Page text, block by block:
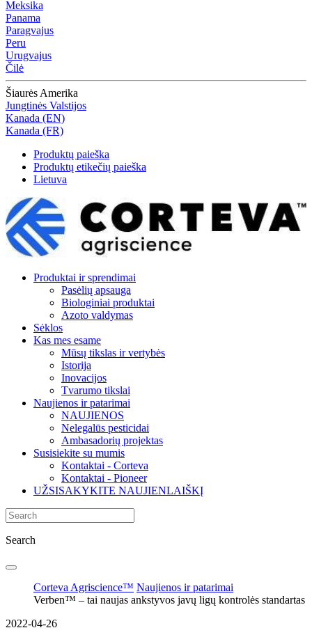
Meksika
Panama
Paragvajus
Peru
Urugvajus
Čilė
Šiaurės Amerika
Jungtinės Valstijos
Kanada (EN)
Kanada (FR)
Produktų paieška
Produktų etikečių paieška
Lietuva
Produktai ir sprendimai
Pasėlių apsauga
Biologiniai produktai
Azoto valdymas
Sėklos
Kas mes esame
Mūsų tikslas ir vertybės
Istorija
Inovacijos
Tvarumo tikslai
Naujienos ir patarimai
NAUJIENOS
Nelegalūs pesticidai
Ambasadorių projektas
Susisiekite su mumis
Kontaktai - Corteva
Kontaktai - Pioneer
UŽSISAKYKITE NAUJIENLAIŠKĮ
Search
Corteva Agriscience™ Naujienos ir patarimai
Verben™ – tai naujas ankstyvos javų ligų kontrolės standartas
2022-04-26